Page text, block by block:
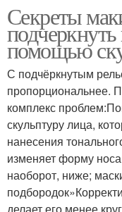
Секреты
помощью
С подчёркнутым
пропорциональнее.
комплекс
скульптуру лица,
нанесения
изменяет форму
наоборот, ниже;